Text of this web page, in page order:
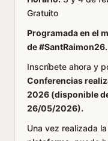
Gratuito
Programada en el
de #SantRaimon26.
Inscríbete ahora y
Conferencias
2026 (disponible
26/05/2026).
Una vez realizada